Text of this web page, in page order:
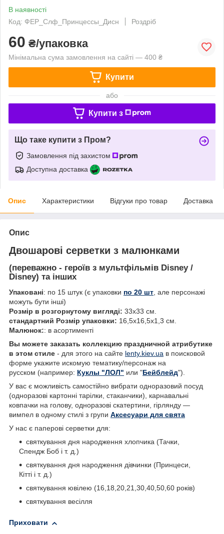
В наявності
Код: ФЕР_Слф_Принцессы_Дисн
Роздріб
60 ₴/упаковка
Мінімальна сума замовлення на сайті — 400 ₴
Купити
або
Купити з
Що таке купити з Пром?
Замовлення під захистом
Доступна доставка
Опис Характеристики Відгуки про товар Доставка
Опис
Двошарові серветки з малюнками
(переважно - героїв з мультфільмів Disney /
Disney) та інших
Упаковані: по 15 штук (є упаковки по 20 шт, але персонажі
можуть бути інші)
Розмір в розгорнутому вигляді: 33х33 см.
стандартний Розмір упаковки: 16,5х16,5х1,3 см.
Малюнок:: в асортименті
Вы можете заказать коллекцию праздничной атрибутике
в этом стиле - для этого на сайте lenty.kiev.ua в поисковой
форме укажите искомую тематику/персонаж на
русском (например: Куклы "ЛОЛ" или "Бейблейд").
У вас є можливість самостійно вибрати одноразовий посуд
(одноразові картонні тарілки, стаканчики), карнавальні
ковпачки на голову, одноразові скатертини, гірлянду ―
вимпел в одному стилі з групи Аксесуари для свята
У нас є паперові серветки для:
святкування дня народження хлопчика (Тачки,
Спендж Боб і т. д.)
святкування дня народження дівчинки (Принцеси,
Кітті і т. д.)
святкування ювілею (16,18,20,21,30,40,50,60 років)
святкування весілля
Приховати